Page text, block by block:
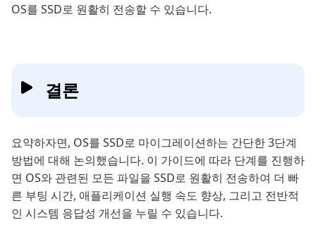
OS를 SSD로 원활히 전송할 수 있습니다.
결론
요약하자면, OS를 SSD로 마이그레이션하는 간단한 3단계
방법에 대해 논의했습니다. 이 가이드에 따라 단계를 진행하
면 OS와 관련된 모든 파일을 SSD로 원활히 전송하여 더 빠
른 부팅 시간, 애플리케이션 실행 속도 향상, 그리고 전반적
인 시스템 응답성 개선을 누릴 수 있습니다.